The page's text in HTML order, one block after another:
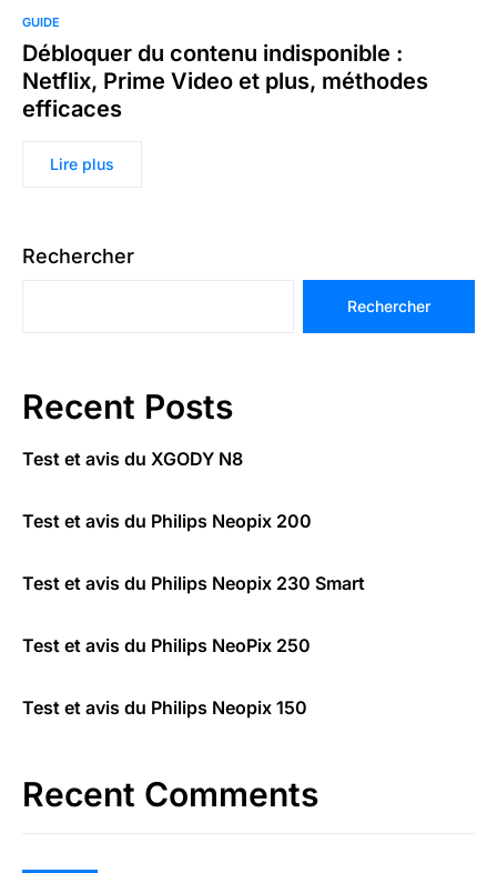
GUIDE
Débloquer du contenu indisponible :
Netflix, Prime Video et plus, méthodes
efficaces
Lire plus
Rechercher
Rechercher
Recent Posts
Test et avis du XGODY N8
Test et avis du Philips Neopix 200
Test et avis du Philips Neopix 230 Smart
Test et avis du Philips NeoPix 250
Test et avis du Philips Neopix 150
Recent Comments